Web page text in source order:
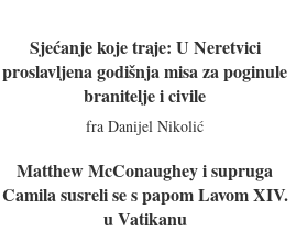
Sjećanje koje traje: U Neretvici
proslavljena godišnja misa za poginule
branitelje i civile
fra Danijel Nikolić
Matthew McConaughey i supruga
Camila susreli se s papom Lavom XIV.
u Vatikanu